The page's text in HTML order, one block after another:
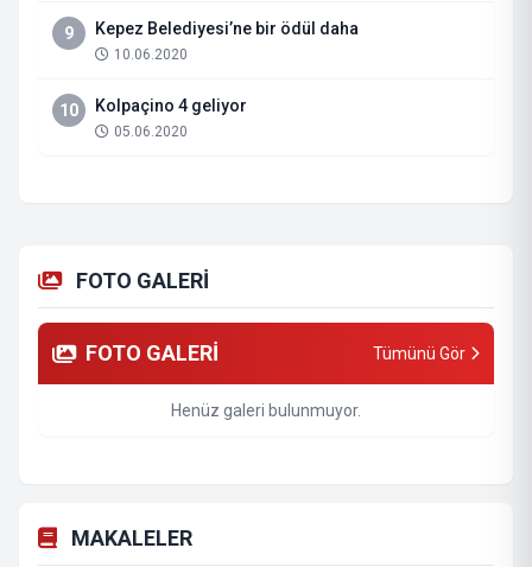
9 Kepez Belediyesi’ne bir ödül daha
10.06.2020
10 Kolpaçino 4 geliyor
05.06.2020
FOTO GALERİ
FOTO GALERİ Tümünü Gör
Henüz galeri bulunmuyor.
MAKALELER